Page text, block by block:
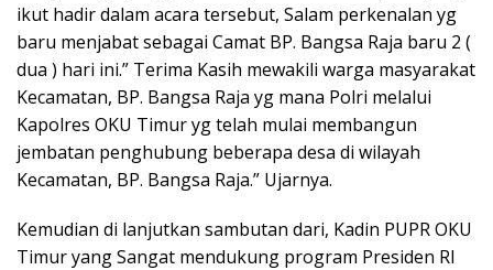
ikut hadir dalam acara tersebut, Salam perkenalan yg
baru menjabat sebagai Camat BP. Bangsa Raja baru 2 (
dua ) hari ini.” Terima Kasih mewakili warga masyarakat
Kecamatan, BP. Bangsa Raja yg mana Polri melalui
Kapolres OKU Timur yg telah mulai membangun
jembatan penghubung beberapa desa di wilayah
Kecamatan, BP. Bangsa Raja.” Ujarnya.
Kemudian di lanjutkan sambutan dari, Kadin PUPR OKU
Timur yang Sangat mendukung program Presiden RI